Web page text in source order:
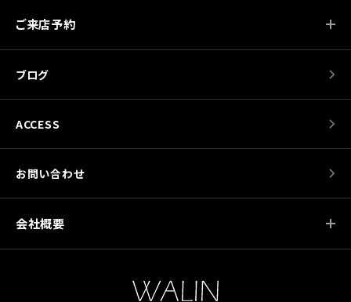
ご来店予約
ブログ
ACCESS
お問い合わせ
会社概要